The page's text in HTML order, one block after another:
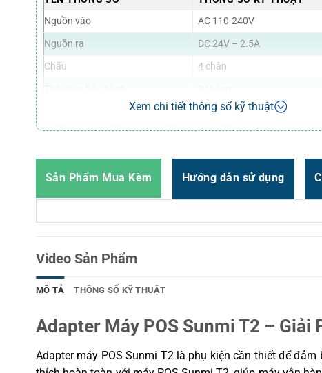
Nguồn vào
AC 110-240V
Nguồn ra
DC 24V – 2.5A
Chấu
4 chân
Hình thức giao hàng
Giao hàng tận nơi
Xem chi tiết thông số kỹ thuật
Sản Phẩm Mua Kèm Hướng dẫn sử dụng
Video Sản Phẩm
MÔ TẢ THÔNG SỐ KỸ THUẬT
Adapter Máy POS Sunmi T2 – Giải
Adapter máy POS Sunmi T2 là phụ kiện cần thiết để